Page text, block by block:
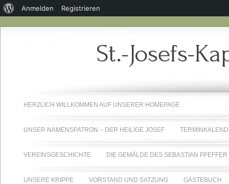
St.-Josefs-
HERZLICH WILLKOMMEN AUF UNSERER HOMEPAGE
UNSER NAMENSPATRON – DER HEILIGE JOSEF
VEREINSGESCHICHTE DIE GEMÄLDE DES SEBASTIAN PFEFFER
UNSERE KRIPPE VORSTAND UND SATZUNG GÄSTEBUCH
Über
Anmelden Registrieren